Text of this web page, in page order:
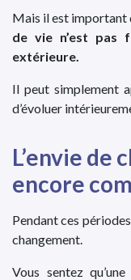
Mais il est important
de vie n’est pas
extérieure.
Il peut simplement
d’évoluer
L’envie de
encore
Pendant ces
changement.
Vous sentez